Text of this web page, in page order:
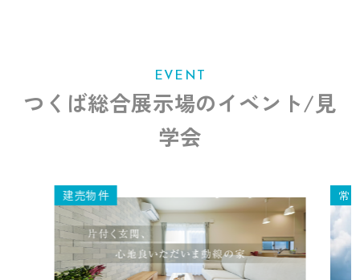
EVENT
つくば総合展示場のイベント/見
学会
建売物件 常